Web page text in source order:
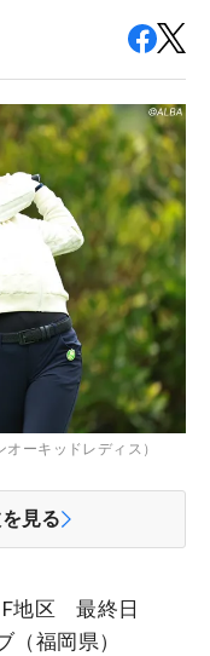
ーキッドレディス）
見る
F地区 最終日
福岡県）